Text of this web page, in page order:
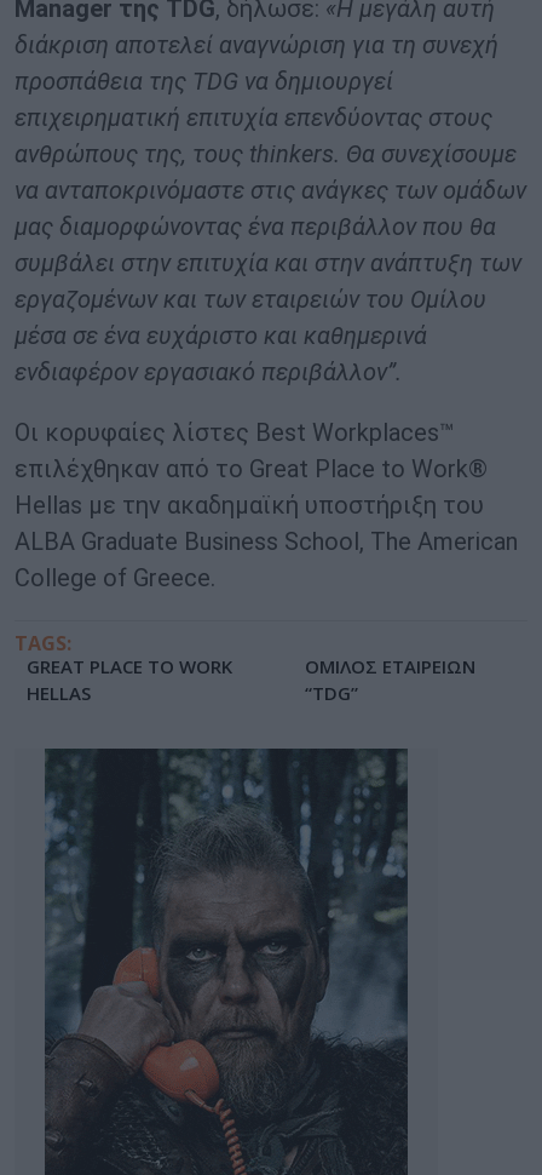
Manager της TDG, δήλωσε: «Η μεγάλη αυτή
διάκριση αποτελεί αναγνώριση για τη συνεχή
προσπάθεια της TDG να δημιουργεί
επιχειρηματική επιτυχία επενδύοντας στους
ανθρώπους της, τους thinkers. Θα συνεχίσουμε
να ανταποκρινόμαστε στις ανάγκες των ομάδων
μας διαμορφώνοντας ένα περιβάλλον που θα
συμβάλει στην επιτυχία και στην ανάπτυξη των
εργαζομένων και των εταιρειών του Ομίλου
μέσα σε ένα ευχάριστο και καθημερινά
ενδιαφέρον εργασιακό περιβάλλον”.
Οι κορυφαίες λίστες Best Workplaces™
επιλέχθηκαν από το Great Place to Work®
Hellas με την ακαδημαϊκή υποστήριξη του
ALBA Graduate Business School, The American
College of Greece.
TAGS:
GREAT PLACE TO WORK
HELLAS
ΟΜΙΛΟΣ ΕΤΑΙΡΕΙΩΝ
“TDG”